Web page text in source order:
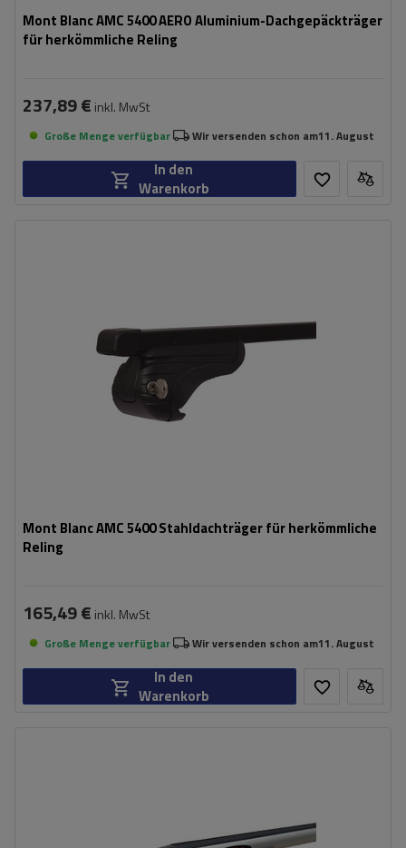
Mont Blanc AMC 5400 AERO Aluminium-Dachgepäckträger
für herkömmliche Reling
237,89 € inkl. MwSt
Große Menge verfügbar Wir versenden schon am11. August
In den
Warenkorb
Mont Blanc AMC 5400 Stahldachträger für herkömmliche
Reling
165,49 € inkl. MwSt
Große Menge verfügbar Wir versenden schon am11. August
In den
Warenkorb